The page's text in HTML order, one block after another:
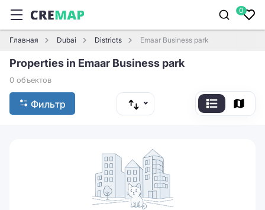
0
Главная Dubai Districts Emaar Business park
Properties in Emaar Business park
0 объектов
Фильтр